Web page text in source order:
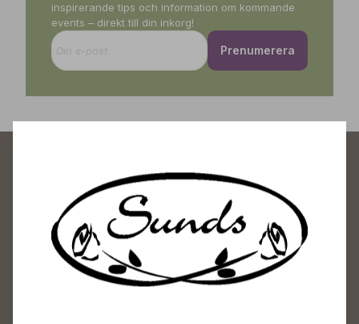
inspirerande tips och information om kommande
events – direkt till din inkorg!
Prenumerera
Sunds Trädgårdscenter